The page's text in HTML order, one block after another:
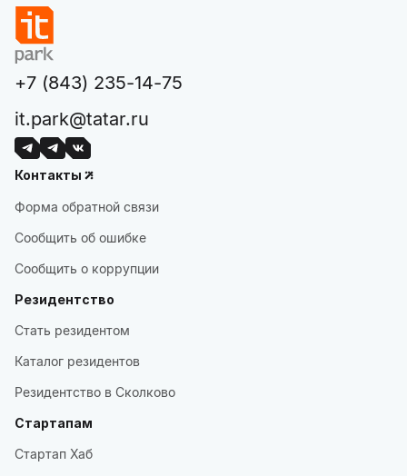
+7 (843) 235-14-75
it.park@tatar.ru
Контакты
Форма обратной связи
Сообщить об ошибке
Сообщить о коррупции
Резидентство
Стать резидентом
Каталог резидентов
Резидентство в Сколково
Стартапам
Стартап Хаб